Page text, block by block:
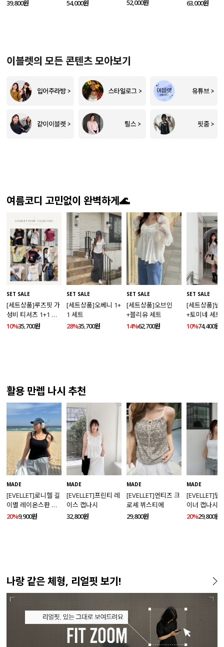
39,800원 54,000원 52,000원 63,000원
이블렛의 모든 콘텐츠 모아보기
여름코디 고민없이 완벽하게🌊
SET SALE
[세트상품]루즈핏 가
성비 티셔츠 1+1 세
트
10%35,700원
SET SALE
[세트상품]오베니 1+
1 세트
28%35,700원
SET SALE
[세트상품]오브인
+블리유 세트
14%62,700원
SET SALE
[세트상품]넬
+토미네 세트
10%74,400원
활용 만렙 나시 추천
MADE
[EVELLET]로니헬 길
이별 레이온스판 끈
나시
20%9,900원
MADE
[EVELLET]프린티 레
이스 캡나시
32,800원
MADE
[EVELLET]엔티즈 크
로셰 뷔스티에
29,800원
MADE
[EVELLET]델
이너 캡나시
20%29,800원
나랑 같은 체형, 리얼핏 보기!